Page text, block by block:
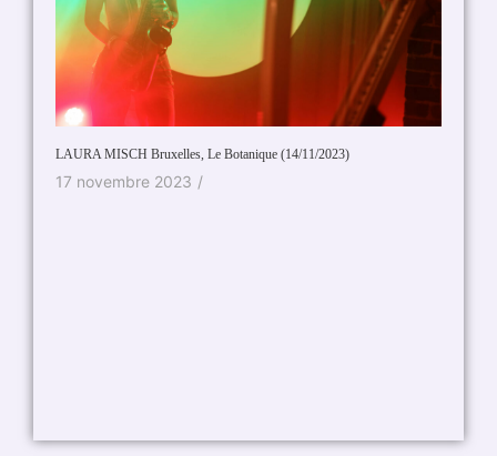
LAURA MISCH Bruxelles, Le Botanique (14/11/2023)
17 novembre 2023 /